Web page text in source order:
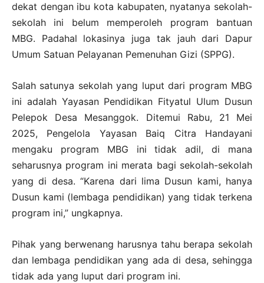
dekat dengan ibu kota kabupaten, nyatanya sekolah-
sekolah ini belum memperoleh program bantuan
MBG. Padahal lokasinya juga tak jauh dari Dapur
Umum Satuan Pelayanan Pemenuhan Gizi (SPPG).
Salah satunya sekolah yang luput dari program MBG
ini adalah Yayasan Pendidikan Fityatul Ulum Dusun
Pelepok Desa Mesanggok. Ditemui Rabu, 21 Mei
2025, Pengelola Yayasan Baiq Citra Handayani
mengaku program MBG ini tidak adil, di mana
seharusnya program ini merata bagi sekolah-sekolah
yang di desa. “Karena dari lima Dusun kami, hanya
Dusun kami (lembaga pendidikan) yang tidak terkena
program ini,” ungkapnya.
Pihak yang berwenang harusnya tahu berapa sekolah
dan lembaga pendidikan yang ada di desa, sehingga
tidak ada yang luput dari program ini.